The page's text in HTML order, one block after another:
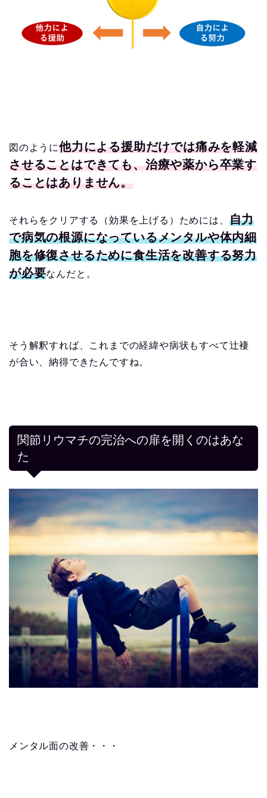
図のように他力による援助だけでは痛みを軽減
させることはできても、治療や薬から卒業す
ることはありません。
それらをクリアする（効果を上げる）ためには、 自力
で病気の根源になっているメンタルや体内細
胞を修復させるために食生活を改善する努力
が必要なんだと。
そう解釈すれば、これまでの経緯や病状もすべて辻褄
が合い、納得できたんですね。
関節リウマチの完治への扉を開くのはあな
た
メンタル面の改善・・・